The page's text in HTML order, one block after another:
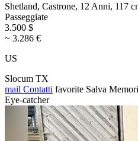
Shetland, Castrone, 12 Anni, 117
Passeggiate
3.500 $
~ 3.286 €
US
Slocum TX
mail Contatti favorite Salva
Eye-catcher